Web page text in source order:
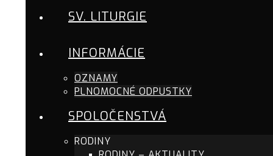
SV. LITURGIE
INFORMÁCIE
OZNAMY
PLNOMOCNÉ ODPUSTKY
SPOLOČENSTVÁ
RODINY